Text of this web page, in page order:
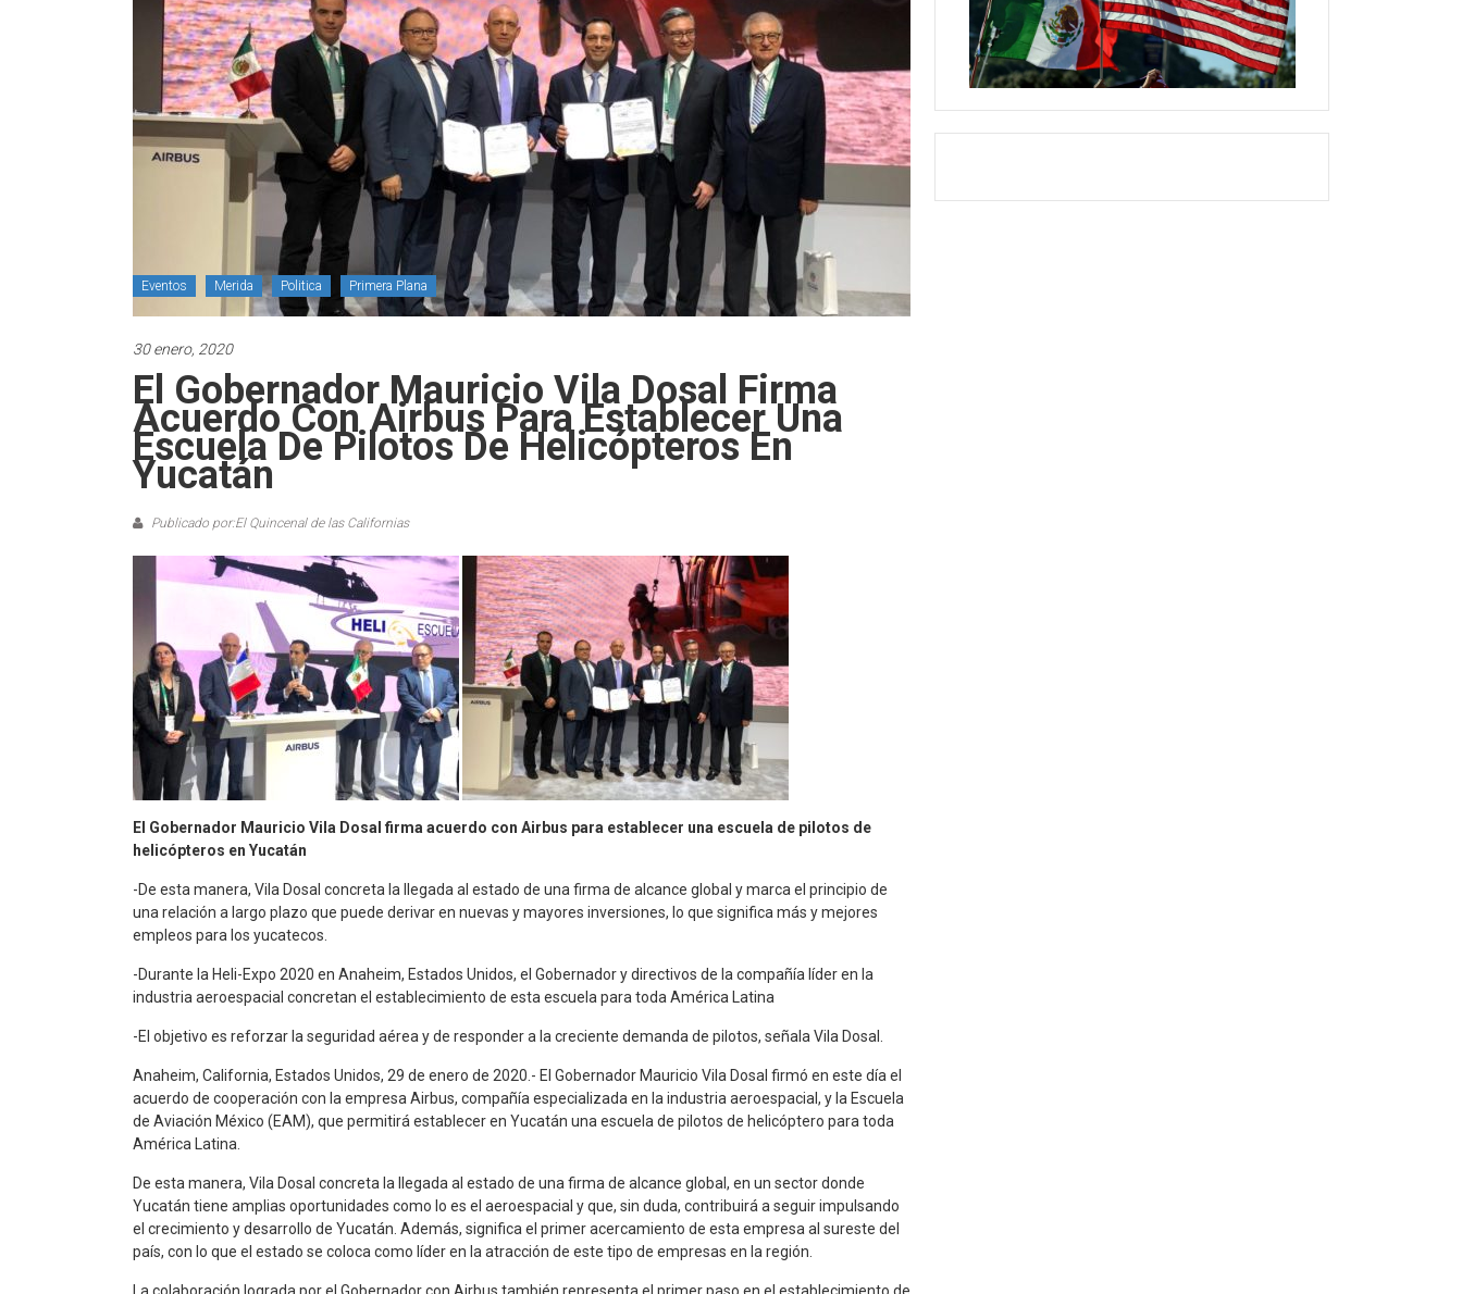
Eventos Merida Politica Primera Plana
30 enero, 2020
El Gobernador Mauricio Vila Dosal Firma
Acuerdo Con Airbus Para Establecer Una
Escuela De Pilotos De Helicópteros En
Yucatán
Publicado por:El Quincenal de las Californias
El Gobernador Mauricio Vila Dosal firma acuerdo con Airbus para establecer una escuela de pilotos de
helicópteros en Yucatán
-De esta manera, Vila Dosal concreta la llegada al estado de una firma de alcance global y marca el principio de
una relación a largo plazo que puede derivar en nuevas y mayores inversiones, lo que significa más y mejores
empleos para los yucatecos.
-Durante la Heli-Expo 2020 en Anaheim, Estados Unidos, el Gobernador y directivos de la compañía líder en la
industria aeroespacial concretan el establecimiento de esta escuela para toda América Latina
-El objetivo es reforzar la seguridad aérea y de responder a la creciente demanda de pilotos, señala Vila Dosal.
Anaheim, California, Estados Unidos, 29 de enero de 2020.- El Gobernador Mauricio Vila Dosal firmó en este día el
acuerdo de cooperación con la empresa Airbus, compañía especializada en la industria aeroespacial, y la Escuela
de Aviación México (EAM), que permitirá establecer en Yucatán una escuela de pilotos de helicóptero para toda
América Latina.
De esta manera, Vila Dosal concreta la llegada al estado de una firma de alcance global, en un sector donde
Yucatán tiene amplias oportunidades como lo es el aeroespacial y que, sin duda, contribuirá a seguir impulsando
el crecimiento y desarrollo de Yucatán. Además, significa el primer acercamiento de esta empresa al sureste del
país, con lo que el estado se coloca como líder en la atracción de este tipo de empresas en la región.